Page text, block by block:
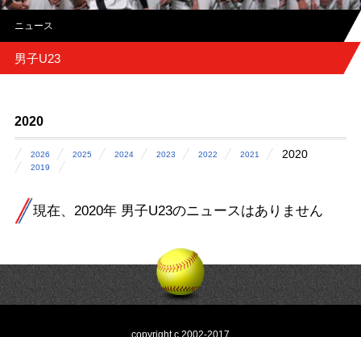
ニュース
男子U23
2020
2026 2025 2024 2023 2022 2021 2020
2019
現在、2020年 男子U23のニュースはありません
copyright c 2002-2017